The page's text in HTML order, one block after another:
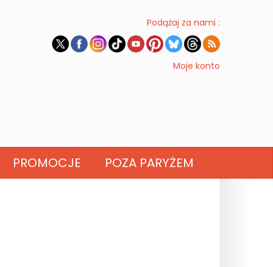
Podążaj za nami :
Moje konto
PROMOCJE POZA PARYŻEM